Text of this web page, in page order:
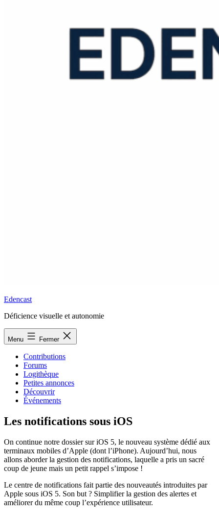
Edencast
Déficience visuelle et autonomie
Menu Fermer
Contributions
Forums
Logithèque
Petites annonces
Découvrir
Événements
Les notifications sous iOS
On continue notre dossier sur iOS 5, le nouveau système dédié aux
terminaux mobiles d’Apple (dont l’iPhone). Aujourd’hui, nous
allons aborder la gestion des notifications, laquelle a pris un sacré
coup de jeune mais un petit rappel s’impose !
Le centre de notifications fait partie des nouveautés introduites par
Apple sous iOS 5. Son but ? Simplifier la gestion des alertes et
améliorer du même coup l’expérience utilisateur.